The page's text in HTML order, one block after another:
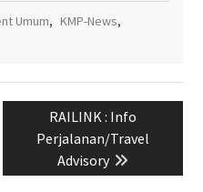
Umum, KMP-News,
Next
post:
RAILINK : Info
Perjalanan/Travel
Advisory